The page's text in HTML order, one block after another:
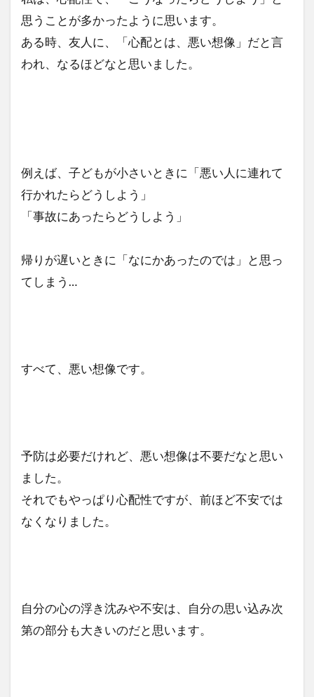
思うことが多かったように思います。
ある時、友人に、「心配とは、悪い想像」だと言
われ、なるほどなと思いました。
例えば、子どもが小さいときに「悪い人に連れて
行かれたらどうしよう」
「事故にあったらどうしよう」
帰りが遅いときに「なにかあったのでは」と思っ
てしまう…
すべて、悪い想像です。
予防は必要だけれど、悪い想像は不要だなと思い
ました。
それでもやっぱり心配性ですが、前ほど不安では
なくなりました。
自分の心の浮き沈みや不安は、自分の思い込み次
第の部分も大きいのだと思います。